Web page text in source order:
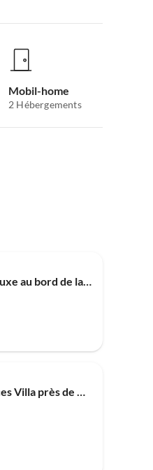
Mobil-home
2 Hébergements
Appartement de luxe au bord de la mer Adriatique
Maison de vacances Villa près de Krka avec piscine